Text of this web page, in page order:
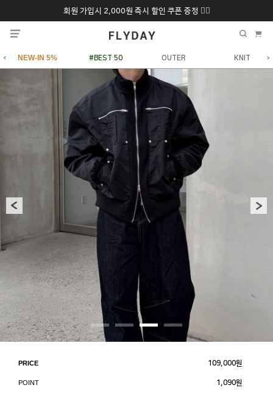
회원 가입시 2,000원 즉시 할인 쿠폰 증정 ❤️‍🔥
추석 특별 할인 10~20% 9/6 화 ~ 9/12월
NEW-IN 5% #BEST 50 OUTER KNIT
PRICE 109,000원
POINT 1,090원